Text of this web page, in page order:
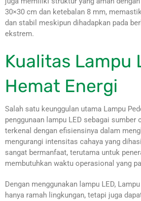
30×30 cm dan ketebalan 8 mm,
dan stabil meskipun dihadapkan pada
ekstrem.
Kualitas Lampu
Hemat Energi
Salah satu keunggulan utama Lampu
penggunaan lampu LED sebagai sumber
terkenal dengan efisiensinya dalam
mengurangi intensitas cahaya yang
sangat bermanfaat, terutama untuk
membutuhkan waktu operasional yang
Dengan menggunakan lampu LED,
hanya ramah lingkungan, tetapi juga